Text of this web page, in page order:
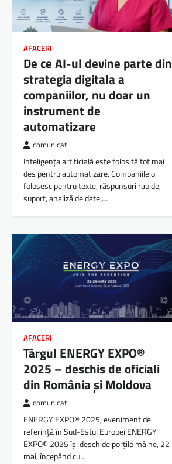
AFACERI
De ce AI-ul devine parte din
strategia digitala a
companiilor, nu doar un
instrument de
automatizare
comunicat
Inteligența artificială este folosită tot mai
des pentru automatizare. Companiile o
folosesc pentru texte, răspunsuri rapide,
suport, analiză de date,…
AFACERI
Târgul ENERGY EXPO®
2025 – deschis de oficiali
din România și Moldova
comunicat
ENERGY EXPO® 2025, eveniment de
referință în Sud-Estul Europei ENERGY
EXPO® 2025 își deschide porțile mâine, 22
mai, începând cu…